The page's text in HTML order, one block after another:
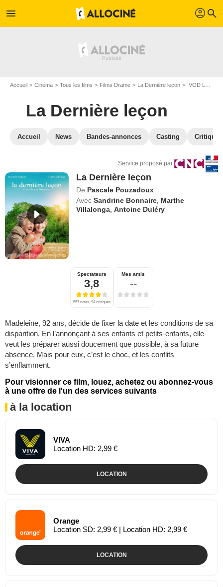
menu profil search
Accueil Cinéma Tous les films Films Drame La Dernière leçon VOD La Dernière leçon
La Dernière leçon
Accueil News Bandes-annonces Casting
Service proposé par
La Dernière leçon
De Pascale Pouzadoux
Avec Sandrine Bonnaire Marthe
Villalonga ,Antoine Duléry
Spectateurs
3,8
557 notes, 94 critiques
Mes amis
--
Madeleine, 92 ans, décide de fixer la date et les conditions de sa
disparition. En l’annonçant à ses enfants et petits-enfants, elle
veut les préparer aussi doucement que possible, à sa future
absence. Mais pour eux, c’est le choc, et les conflits
s’enflamment.
Pour visionner ce film, louez, achetez ou abonnez-vous
à une offre de l'un des services suivants
à la location
VIVA
Location HD: 2,99 €
LOCATION
Orange
Location SD: 2,99 € | Location HD: 2,99 €
LOCATION